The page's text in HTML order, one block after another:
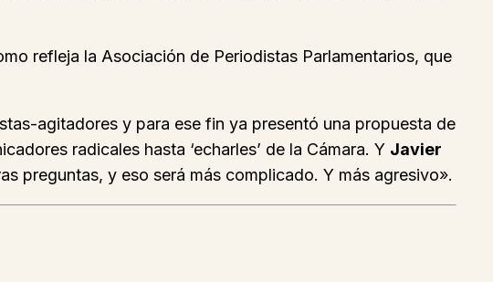
refleja la Asociación de Periodistas Parlamentarios, que
agitadores y para ese fin ya presentó una propuesta de
radicales hasta ‘echarles’ de la Cámara. Y Javier
preguntas, y eso será más complicado. Y más agresivo».